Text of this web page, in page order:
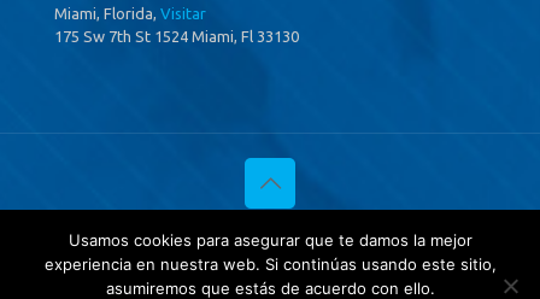
Miami, Florida, Visitar
175 Sw 7th St 1524 Miami, Fl 33130
© 2020 Investigaciones Estratégicas & Asociados. All Rights
Reserved
Política de privacidad
yTratamientos de datos.
Usamos cookies para asegurar que te damos la mejor
experiencia en nuestra web. Si continúas usando este sitio,
asumiremos que estás de acuerdo con ello.